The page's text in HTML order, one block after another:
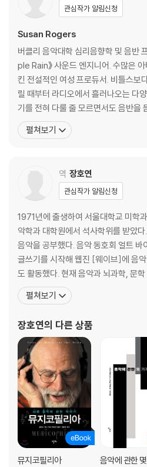
을 느끼는 이유
음악 상식, 오 그래?! 음악적 발달
7장 음색: 매혹의 색채
스트라디바리우스는 왜 그렇게 비쌀까 |
t〉 | 우리 뇌가 온갖 소리를 처리하는 과
해져요 | 어떤 가수의 목소리가 가장 매
음악 상식, 오 그래?! 음악과 기억
위대한 음반 프로듀서는 무엇을 듣고 있
대 | 프린스의 ‘트리플 크라운’ 전략 | 다
| 최고의 연주 말고 옳은 연주를 택하라 |
작기
음악 상식, 오 그래?! 음악의 미래
9장 사랑에 빠지다: 오로지 당신의 음악
첫눈에 반하다 | 〈Old Town Road〉로
사는 동네 | 첫귀에 반한 아홉 가지 사랑의
나가며
감사의 말
참고문헌
관심작가 알림신청
Susan Rogers
버클리 음악대학 심리음향학 및 음반
ple Rain》 사운드 엔지니어. 수많은
킨 전설적인 여성 프로듀서. 비틀스보다 롤링 스톤스를 좋아했다. 어
릴 때부터 라디오에서 흘러나오는 다
기를 전혀 다룰 줄 모르면서도 음반을
사람이 되는 꿈을 키웠다. 집안 사정으
에서 일했다. 스물한 살이던 1977년 녹음 스튜디오에서 전자 장비를
펼쳐보기
역 장호연
관심작가 알림신청
1971년에 출생하여 서울대학교 미학
악학과 대학원에서 석사학위를 받았
음악을 공부했다. 음악 동호회 얼트
글쓰기를 시작해 웹진 [웨이브]에 음
도 활동했다. 현재 음악과 뇌과학, 문
활약하고 있다. 지은 책으로 『얼트 문화와 록 음악 2』(공저), 『오프 더
레코드, 인디 록 파일』(공저) 등이 있고,
『말년의 양식에 관하여』, 『에릭
펼쳐보기
장호연의 다른 상품
뮤지코필리아
음악에 관한